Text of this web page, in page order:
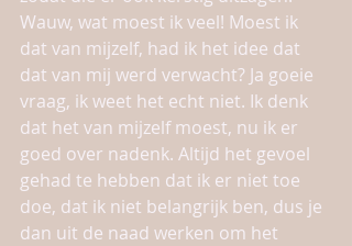
Wauw, wat moest ik veel! Moest ik
dat van mijzelf, had ik het idee dat
dat van mij werd verwacht? Ja goeie
vraag, ik weet het echt niet. Ik denk
dat het van mijzelf moest, nu ik er
goed over nadenk. Altijd het gevoel
gehad te hebben dat ik er niet toe
doe, dat ik niet belangrijk ben, dus je
dan uit de naad werken om het